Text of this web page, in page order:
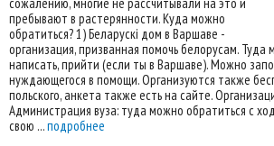
пребывают в растерянности. Куда можно
обратиться? 1) Беларускi дом в Варшаве -
организация, призванная помочь белорусам. Туда
написать, прийти (если ты в Варшаве). Можно
нуждающегося в помощи. Организуются также
польского, анкета также есть на сайте.
Администрация вуза: туда можно обратиться с
свою ...подробнее